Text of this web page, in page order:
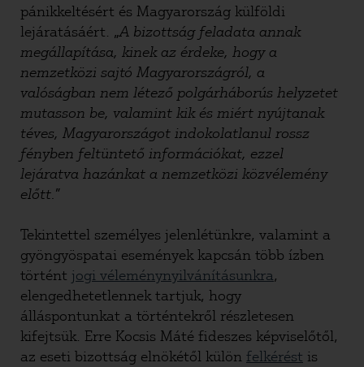
pánikkeltésért és Magyarország külföldi
lejáratásáért. „A bizottság feladata annak
megállapítása, kinek az érdeke, hogy a
nemzetközi sajtó Magyarországról, a
valóságban nem létező polgárháborús helyzetet
mutasson be, valamint kik és miért nyújtanak
téves, Magyarországot indokolatlanul rossz
fényben feltüntető információkat, ezzel
lejáratva hazánkat a nemzetközi közvélemény
előtt.”
Tekintettel személyes jelenlétünkre, valamint a
gyöngyöspatai események kapcsán több ízben
történt jogi véleménynyilvánításunkra,
elengedhetetlennek tartjuk, hogy
álláspontunkat a történtekről részletesen
kifejtsük. Erre Kocsis Máté fideszes képviselőtől,
az eseti bizottság elnökétől külön felkérést is